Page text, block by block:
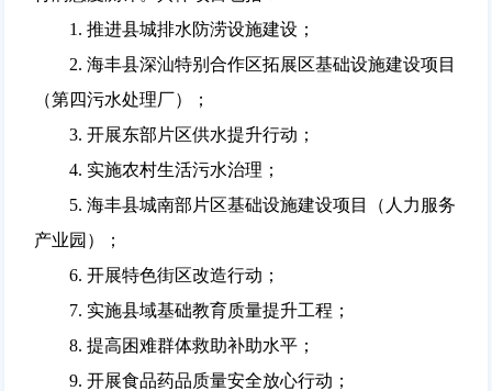
1. 推进县城排水防涝设施建设；
2. 海丰县深汕特别合作区拓展区基础设施建设项目
（第四污水处理厂）；
3. 开展东部片区供水提升行动；
4. 实施农村生活污水治理；
5. 海丰县城南部片区基础设施建设项目（人力服务
产业园）；
6. 开展特色街区改造行动；
7. 实施县域基础教育质量提升工程；
8. 提高困难群体救助补助水平；
9. 开展食品药品质量安全放心行动；